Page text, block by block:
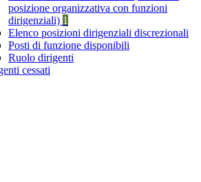
posizione organizzativa con funzioni
dirigenziali) 1
Elenco posizioni dirigenziali discrezionali
Posti di funzione disponibili
Ruolo dirigenti
cessati